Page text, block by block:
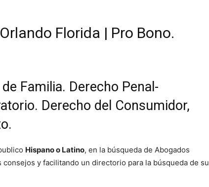
Florida | Pro Bono.
Familia. Derecho Penal-
Derecho del Consumidor,
Hispano o Latino, en la búsqueda de Abogados
consejos y facilitando un directorio para la búsqueda de su